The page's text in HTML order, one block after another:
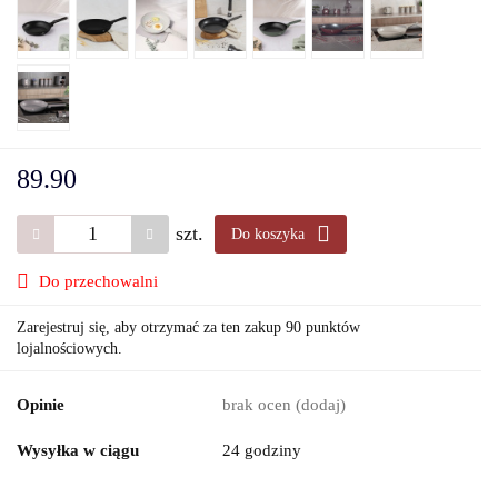
89.90
szt. Do koszyka
Do przechowalni
Zarejestruj się, aby otrzymać za ten zakup 90 punktów
lojalnościowych.
Opinie brak ocen (dodaj)
Wysyłka w ciągu 24 godziny